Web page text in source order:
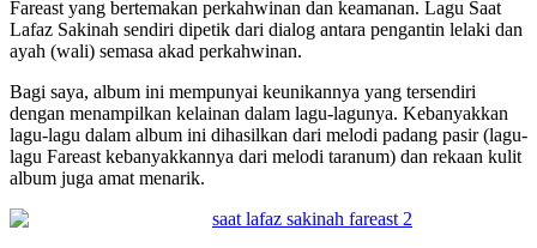
Fareast yang bertemakan perkahwinan dan keamanan. Lagu Saat
Lafaz Sakinah sendiri dipetik dari dialog antara pengantin lelaki dan
ayah (wali) semasa akad perkahwinan.
Bagi saya, album ini mempunyai keunikannya yang tersendiri
dengan menampilkan kelainan dalam lagu-lagunya. Kebanyakkan
lagu-lagu dalam album ini dihasilkan dari melodi padang pasir (lagu-
lagu Fareast kebanyakkannya dari melodi taranum) dan rekaan kulit
album juga amat menarik.